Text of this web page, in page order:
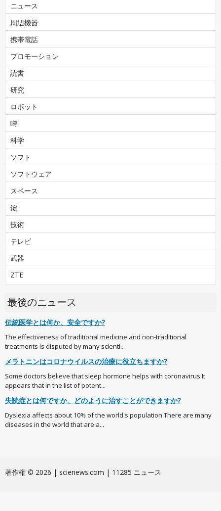
ニュース
周辺機器
携帯電話
プロモーション
読書
研究
ロボット
噂
科学
ソフト
ソフトウェア
スペース
錠
技術
テレビ
武器
ZTE
最後のニュース
伝統医学とは何か、安全ですか?
The effectiveness of traditional medicine and non-traditional
treatments is disputed by many scienti...
メラトニンはコロナウイルスの治療に役立ちますか?
Some doctors believe that sleep hormone helps with coronavirus It
appears that in the list of potent...
失読症とは何ですか、どのように治すことができますか?
Dyslexia affects about 10% of the world's population There are many
diseases in the world that are a...
著作権 © 2026 | scienews.com | 11285 ニュース